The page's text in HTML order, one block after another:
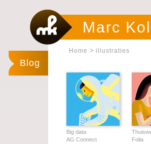
Marc
Blog
Home > illustraties
Big data
AG Connect
Folia